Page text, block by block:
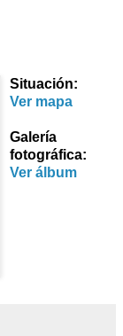
Situación:
Ver mapa
Galería
fotográfica:
Ver álbum